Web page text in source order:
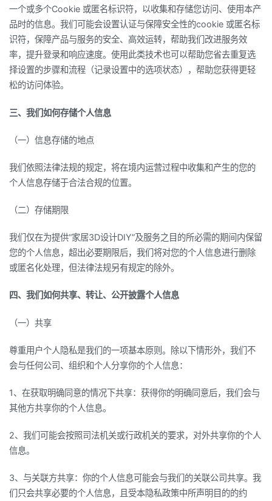
一个或多个Cookie 或匿名标识符，以收集和存储您访问、使用本产
品时的信息。我们可能会设置认证与保障安全性的cookie 或匿名标
识符，保障产品与服务的安全、高效运转，帮助我们改进服务效
率，提升登录和响应速度。使用此类技术也可以帮助您省去重复选
择设置的步骤和流程（记录设置中的选项状态），帮助您获得更轻
松的访问体验。
三、我们如何存储个人信息
（一）信息存储的地点
我们依照法律法规的规定，将在境内运营过程中收集和产生的您的
个人信息存储于合法合规的位置。
（二）存储期限
我们仅在为提供“家居3D设计DIY”及服务之目的所必需的期间内保留
您的个人信息，超出必要期限后，我们将对您的个人信息进行删除
或匿名化处理，但法律法规另有规定的除外。
四、我们如何共享、转让、公开披露个人信息
（一）共享
尊重用户个人隐私是我们的一项基本原则。除以下情形外，我们不
会与任何公司、组织和个人分享你的个人信息：
1、在获取明确同意的情况下共享：获得你的明确同意后，我们会与
其他方共享你的个人信息。
2、我们可能会按照司法机关或行政机关的要求，对外共享你的个人
信息。
3、与关联方共享：你的个人信息可能会与我们的关联公司共享。我
们只会共享必要的个人信息，且受本隐私政策中所声明目的的约